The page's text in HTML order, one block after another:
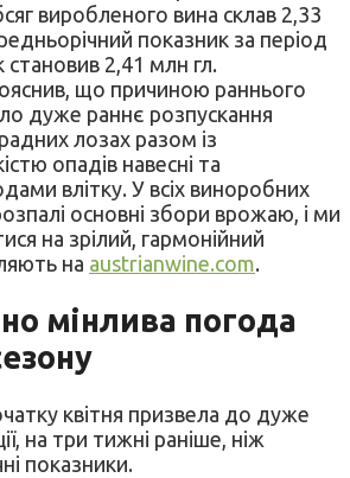
виробленого вина склав 2,33
показник за період
становив 2,41 млн гл.
що причиною раннього
дуже раннє розпускання
лозах разом із
опадів навесні та
влітку. У всіх виноробних
основні збори врожаю, і ми
на зрілий, гармонійний
на austrianwine.com.
мінлива погода
квітня призвела до дуже
на три тижні раніше, ніж
показники.